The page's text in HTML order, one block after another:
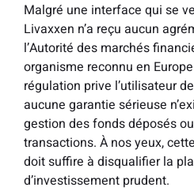
Malgré une interface qui se
Livaxxen n’a reçu aucun
l’Autorité des marchés
organisme reconnu en
régulation prive l’utilisateur
aucune garantie sérieuse
gestion des fonds déposés
transactions. À nos yeux,
doit suffire à disqualifier la
d’investissement prudent.